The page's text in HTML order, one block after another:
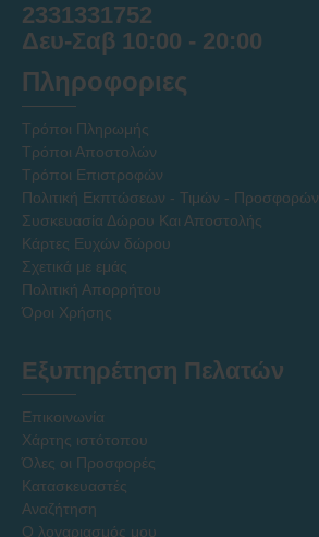
2331331752
Δευ-Σαβ 10:00 - 20:00
Πληροφοριες
Τρόποι Πληρωμής
Τρόποι Αποστολών
Τρόποι Επιστροφών
Πολιτική Εκπτώσεων - Τιμών - Προσφορών
Συσκευασία Δώρου Και Αποστολής
Κάρτες Ευχών δώρου
Σχετικά με εμάς
Πολιτική Απορρήτου
Όροι Χρήσης
Εξυπηρέτηση Πελατών
Επικοινωνία
Χάρτης ιστότοπου
Όλες οι Προσφορές
Κατασκευαστές
Αναζήτηση
Ο λογαριασμός μου